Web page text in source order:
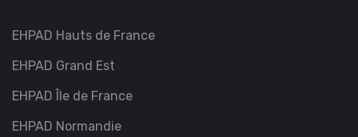
EHPAD Hauts de France
EHPAD Grand Est
EHPAD Île de France
EHPAD Normandie